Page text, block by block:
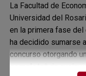
La Facultad de
Universidad del
en la primera fase del
ha decidido sumarse
concurso otorgando
completa*
de cualquier